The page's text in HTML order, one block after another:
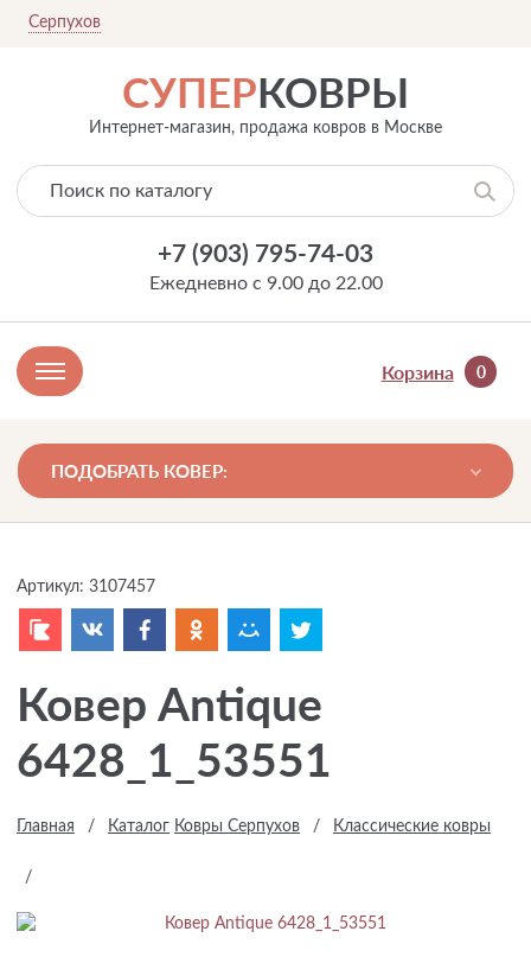
Серпухов
СУПЕРКОВРЫ
Интернет-магазин, продажа ковров в Москве
+7 (903) 795-74-03
Ежедневно с 9.00 до 22.00
Корзина 0
ПОДОБРАТЬ КОВЕР:
Артикул: 3107457
Ковер Antique
6428_1_53551
Главная / Каталог Ковры Серпухов / Классические ковры
/